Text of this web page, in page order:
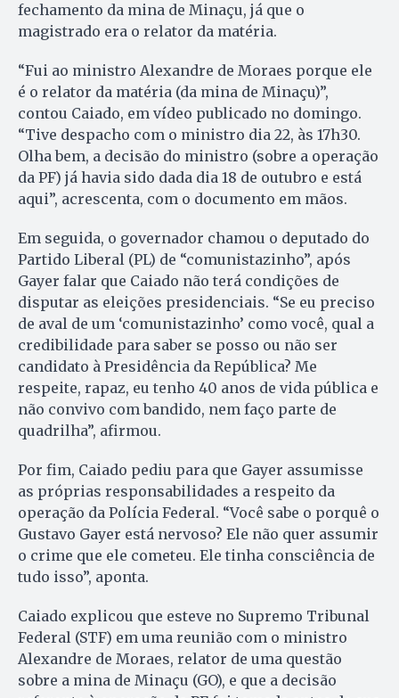
fechamento da mina de Minaçu, já que o
magistrado era o relator da matéria.
“Fui ao ministro Alexandre de Moraes porque ele
é o relator da matéria (da mina de Minaçu)”,
contou Caiado, em vídeo publicado no domingo.
“Tive despacho com o ministro dia 22, às 17h30.
Olha bem, a decisão do ministro (sobre a operação
da PF) já havia sido dada dia 18 de outubro e está
aqui”, acrescenta, com o documento em mãos.
Em seguida, o governador chamou o deputado do
Partido Liberal (PL) de “comunistazinho”, após
Gayer falar que Caiado não terá condições de
disputar as eleições presidenciais. “Se eu preciso
de aval de um ‘comunistazinho’ como você, qual a
credibilidade para saber se posso ou não ser
candidato à Presidência da República? Me
respeite, rapaz, eu tenho 40 anos de vida pública e
não convivo com bandido, nem faço parte de
quadrilha”, afirmou.
Por fim, Caiado pediu para que Gayer assumisse
as próprias responsabilidades a respeito da
operação da Polícia Federal. “Você sabe o porquê o
Gustavo Gayer está nervoso? Ele não quer assumir
o crime que ele cometeu. Ele tinha consciência de
tudo isso”, aponta.
Caiado explicou que esteve no Supremo Tribunal
Federal (STF) em uma reunião com o ministro
Alexandre de Moraes, relator de uma questão
sobre a mina de Minaçu (GO), e que a decisão